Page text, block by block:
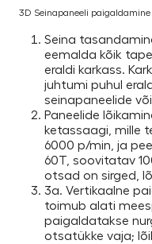
3D Seinapaneeli paigaldamine
Seina
eemalda kõik
eraldi karkass.
juhtumi puhul
seinapaneelide
Paneelide
ketassaagi, mille
6000 p/min, ja
60T, soovitatav
otsad on sirged,
3a. Vertikaalne
toimub alati
paigaldatakse
otsatükke vaja;